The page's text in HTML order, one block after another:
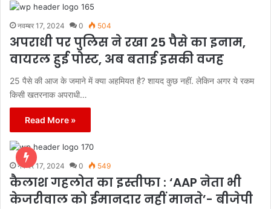
नवम्बर 17, 2024 0 504
अपराधी पर पुलिस ने रखा 25 पैसे का इनाम,
वायरल हुई पोस्ट, अब बताई इसकी वजह
25 पैसे की आज के जमाने में क्या अहमियत है? शायद कुछ नहीं. लेकिन अगर ये रकम
किसी खतरनाक अपराधी…
Read More »
नवम्बर 17, 2024 0 549
कैलाश गहलोत का इस्तीफा : ‘AAP नेता भी
केजरीवाल को ईमानदार नहीं मानते’- बीजेपी